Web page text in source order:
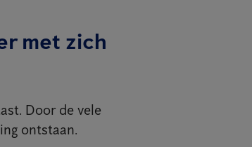
met zich
Door de vele
ontstaan.